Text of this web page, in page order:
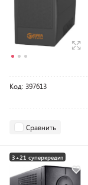
Код: 397613
Сравнить
3+21 суперкредит
Разумная цена